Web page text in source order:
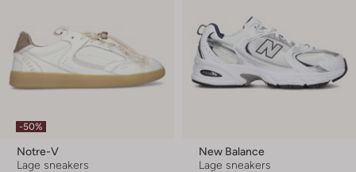
-50%
Notre-V
Lage sneakers
New Balance
Lage sneakers